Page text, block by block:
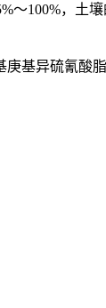
100%，土
异硫氰酸